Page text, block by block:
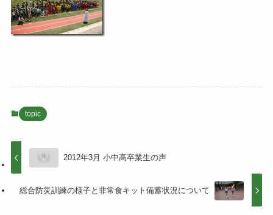
topic
2012年3月 小中高卒業生の声
総合防災訓練の様子と非常食キット備蓄状況について